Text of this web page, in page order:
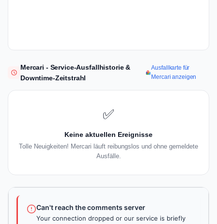
Mercari - Service-Ausfallhistorie &
Downtime-Zeitstrahl
Ausfallkarte für
Mercari anzeigen
✅
Keine aktuellen Ereignisse
Tolle Neuigkeiten! Mercari läuft reibungslos und ohne gemeldete
Ausfälle.
Can't reach the comments server
Your connection dropped or our service is briefly